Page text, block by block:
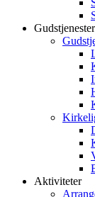
Gudstjenester
Aktiviteter